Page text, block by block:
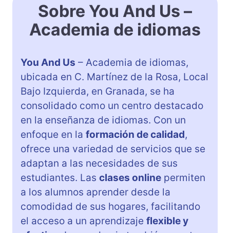
Sobre You And Us –
Academia de idiomas
You And Us – Academia de idiomas,
ubicada en C. Martínez de la Rosa, Local
Bajo Izquierda, en Granada, se ha
consolidado como un centro destacado
en la enseñanza de idiomas. Con un
enfoque en la formación de calidad,
ofrece una variedad de servicios que se
adaptan a las necesidades de sus
estudiantes. Las clases online permiten
a los alumnos aprender desde la
comodidad de sus hogares, facilitando
el acceso a un aprendizaje flexible y